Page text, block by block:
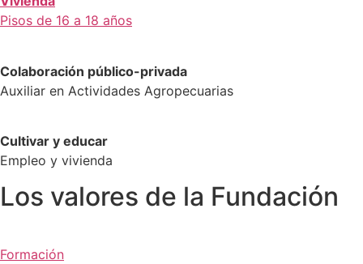
Pisos de 16 a 18 años
Colaboración público-privada
Auxiliar en Actividades Agropecuarias
Cultivar y educar
Empleo y vivienda
Los valores de la Fundación
Formación